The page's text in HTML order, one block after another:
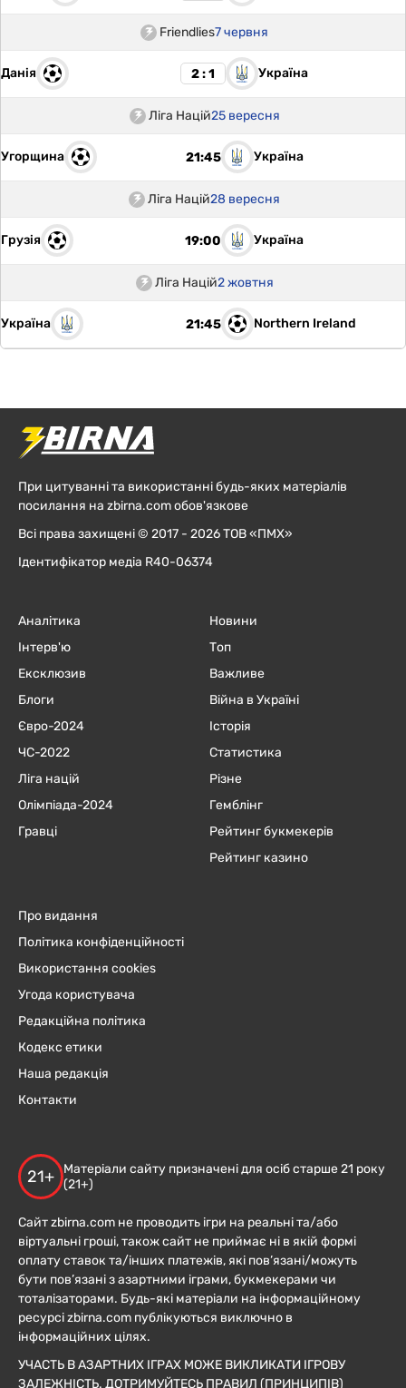
Friendlies7 червня
Данія 2 : 1 Україна
Ліга Націй25 вересня
Угорщина 21:45 Україна
Ліга Націй28 вересня
Грузія 19:00 Україна
Ліга Націй2 жовтня
Україна 21:45 Northern Ireland
При цитуванні та використанні будь-яких матеріалів
посилання на zbirna.com обов'язкове
Всі права захищені © 2017 - 2026 ТОВ «ПМХ»
Ідентифікатор медіа R40-06374
Аналітика
Інтерв'ю
Ексклюзив
Блоги
Євро-2024
ЧC-2022
Ліга націй
Олімпіада-2024
Гравці
Новини
Топ
Важливе
Війна в Україні
Історія
Статистика
Різне
Гемблінг
Рейтинг букмекерів
Рейтинг казино
Про видання
Політика конфіденційності
Використання cookies
Угода користувача
Редакційна політика
Кодекс етики
Наша редакція
Контакти
21+
Матеріали сайту призначені для осіб старше 21 року
(21+)
Сайт zbirna.com не проводить ігри на реальні та/або
віртуальні гроші, також сайт не приймає ні в якій формі
оплату ставок та/інших платежів, які пов’язані/можуть
бути пов’язані з азартними іграми, букмекерами чи
тоталізаторами. Будь-які матеріали на інформаційному
ресурсі zbirna.com публікуються виключно в
інформаційних цілях.
УЧАСТЬ В АЗАРТНИХ ІГРАХ МОЖЕ ВИКЛИКАТИ ІГРОВУ
ЗАЛЕЖНІСТЬ. ДОТРИМУЙТЕСЬ ПРАВИЛ (ПРИНЦИПІВ)